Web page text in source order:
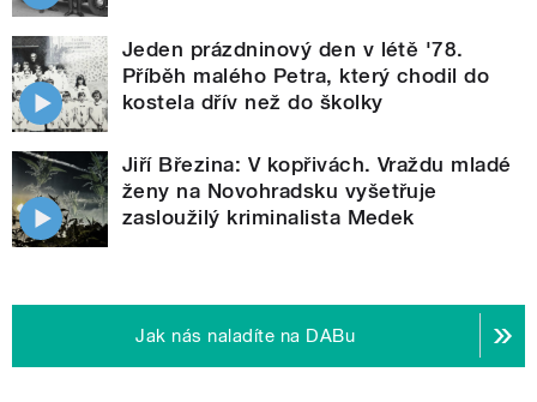
Jeden prázdninový den v létě '78.
Příběh malého Petra, který chodil do
kostela dřív než do školky
Jiří Březina: V kopřivách. Vraždu mladé
ženy na Novohradsku vyšetřuje
zasloužilý kriminalista Medek
Jak nás naladíte na DABu